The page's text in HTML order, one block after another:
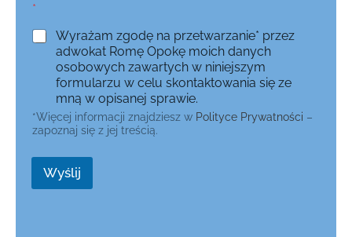
*
Wyrażam zgodę na przetwarzanie* przez
adwokat Romę Opokę moich danych
osobowych zawartych w niniejszym
formularzu w celu skontaktowania się ze
mną w opisanej sprawie.
*Więcej informacji znajdziesz w Polityce Prywatności –
zapoznaj się z jej treścią.
Wyślij